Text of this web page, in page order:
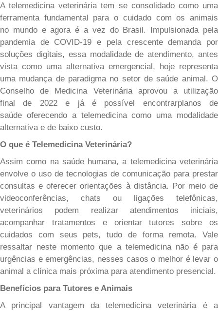
A telemedicina veterinária tem se consolidado como uma
ferramenta fundamental para o cuidado com os animais
no mundo e agora é a vez do Brasil. Impulsionada pela
pandemia de COVID-19 e pela crescente demanda por
soluções digitais, essa modalidade de atendimento, antes
vista como uma alternativa emergencial, hoje representa
uma mudança de paradigma no setor de saúde animal. O
Conselho de Medicina Veterinária aprovou a utilização
finalde 2022e jáé possível encontrarplanos de
saúde oferecendo a telemedicina como uma modalidade
alternativa e de baixo custo.
O que é Telemedicina Veterinária?
Assim como na saúde humana, a telemedicina veterinária
envolve o uso de tecnologias de comunicação para prestar
consultas e oferecer orientações à distância. Por meio de
videoconferências, chats ou ligações telefônicas,
veterinários podem realizar atendimentos iniciais,
acompanhar tratamentos e orientar tutores sobre os
cuidados com seus pets, tudo de forma remota. Vale
ressaltar neste momento que a telemedicina não é para
urgências e emergências, nesses casos o melhor é levar o
animal a clínica mais próxima para atendimento presencial.
Benefícios para Tutores e Animais
A principal vantagem da telemedicina veterinária é a